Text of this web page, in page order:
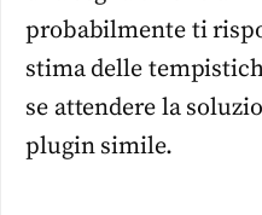
probabilmente ti
stima delle
se attendere la
plugin simile.